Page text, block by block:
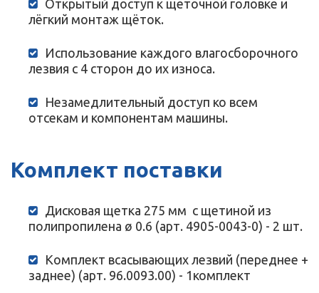
Открытый доступ к щеточной головке и
лёгкий монтаж щёток.
Использование каждого влагосборочного
лезвия с 4 сторон до их износа.
Незамедлительный доступ ко всем
отсекам и компонентам машины.
Комплект поставки
Дисковая щетка 275 мм с щетиной из
полипропилена ø 0.6 (арт. 4905-0043-0) - 2 шт.
Комплект всасывающих лезвий (переднее +
заднее) (арт. 96.0093.00) - 1комплект